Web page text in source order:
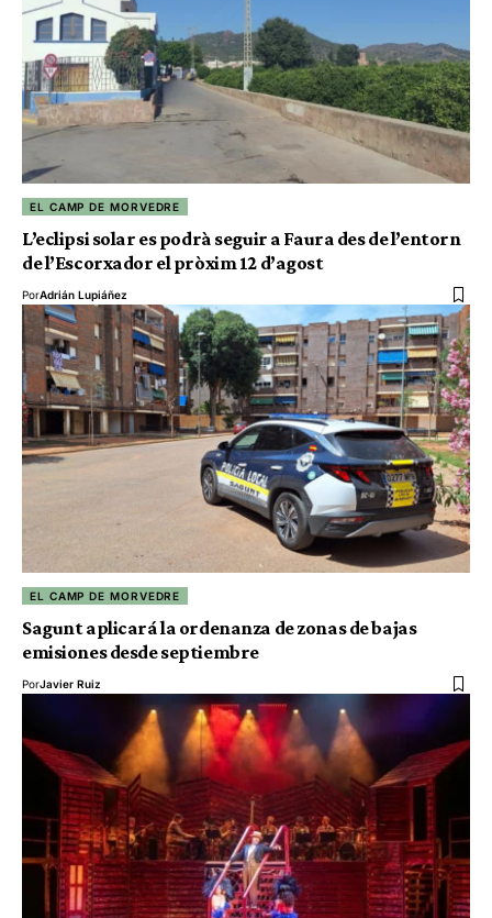
EL CAMP DE MORVEDRE
L’eclipsi solar es podrà seguir a Faura des de l’entorn
de l’Escorxador el pròxim 12 d’agost
PorAdrián Lupiáñez
EL CAMP DE MORVEDRE
Sagunt aplicará la ordenanza de zonas de bajas
emisiones desde septiembre
PorJavier Ruiz